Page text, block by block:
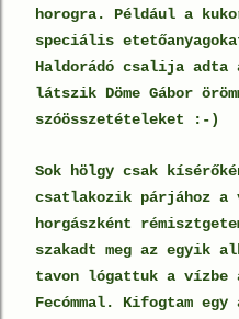
horogra. Például a
speciális
Haldorádó csalija
látszik Döme Gábor
szóösszetételeket :-)
Sok hölgy csak
csatlakozik párjához
horgászként
szakadt meg az egyik
tavon lógattuk a vízbe
Fecómmal. Kifogtam